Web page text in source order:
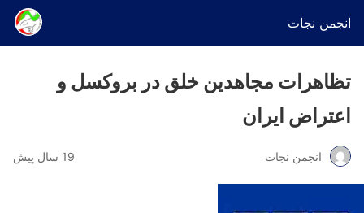
انجمن نجات
تظاهرات مجاهدين خلق در بروکسل و
اعتراض ايران
انجمن نجات 19 سال پیش